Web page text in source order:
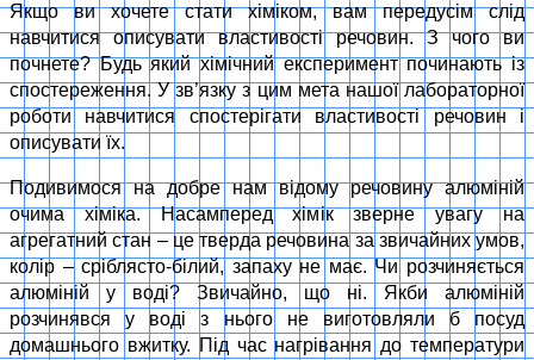
Якщо ви хочете стати хіміком, вам передусім слід
навчитися описувати властивості речовин. З чого ви
почнете? Будь який хімічний експеримент починають із
спостереження. У зв’язку з цим мета нашої лабораторної
роботи навчитися спостерігати властивості речовин і
описувати їх.
Подивимося на добре нам відому речовину алюміній
очима хіміка. Насамперед хімік зверне увагу на
агрегатний стан – це тверда речовина за звичайних умов,
колір – сріблясто-білий, запаху не має. Чи розчиняється
алюміній у воді? Звичайно, що ні. Якби алюміній
розчинявся у воді з нього не виготовляли б посуд
домашнього вжитку. Під час нагрівання до температури